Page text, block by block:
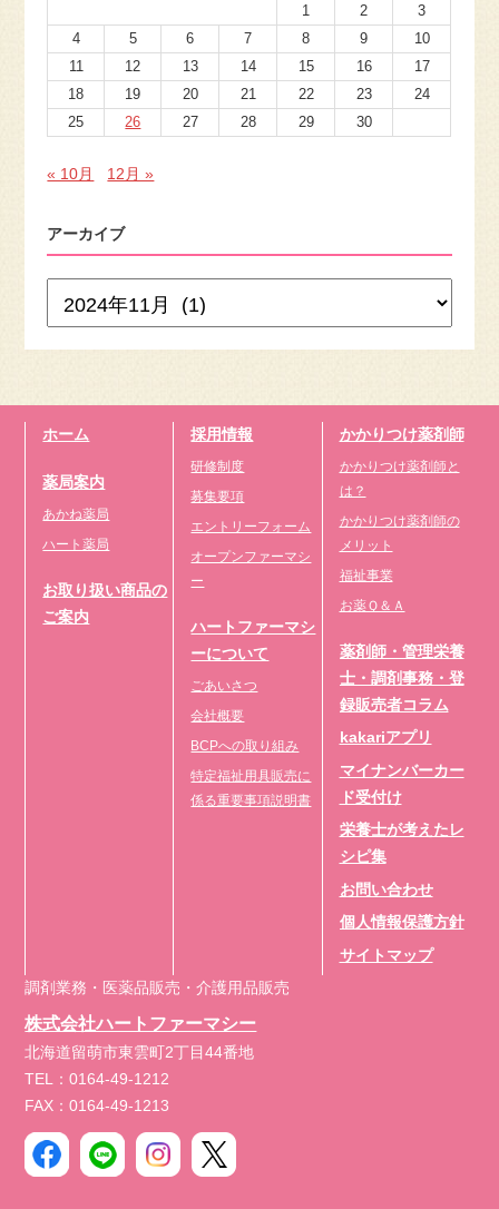
1 2
3
4
5 6 7 8 9
10
11
12 13 14 15 16
17
18
19 20 21 22 23
24
25
26 27 28 29 30
« 10月 12月 »
アーカイブ
ホーム
薬局案内
あかね薬局
ハート薬局
お取り扱い商品の
ご案内
採用情報
研修制度
募集要項
エントリーフォーム
オープンファーマシ
ー
ハートファーマシ
ーについて
ごあいさつ
会社概要
BCPへの取り組み
特定福祉用具販売に
係る重要事項説明書
かかりつけ薬剤師
かかりつけ薬剤師と
は？
かかりつけ薬剤師の
メリット
福祉事業
お薬Ｑ＆Ａ
薬剤師・管理栄養
士・調剤事務・登
録販売者コラム
kakariアプリ
マイナンバーカー
ド受付け
栄養士が考えたレ
シピ集
お問い合わせ
個人情報保護方針
サイトマップ
調剤業務・医薬品販売・介護用品販売
株式会社ハートファーマシー
北海道留萌市東雲町2丁目44番地
TEL：0164-49-1212
FAX：0164-49-1213